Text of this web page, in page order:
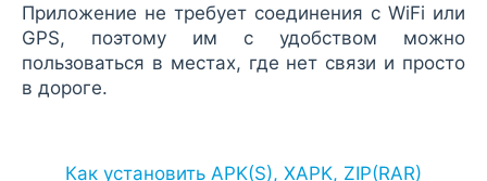
Приложение не требует соединения с WiFi или
GPS, поэтому им с удобством можно
пользоваться в местах, где нет связи и просто
в дороге.
Как установить APK(S), XAPK, ZIP(RAR)